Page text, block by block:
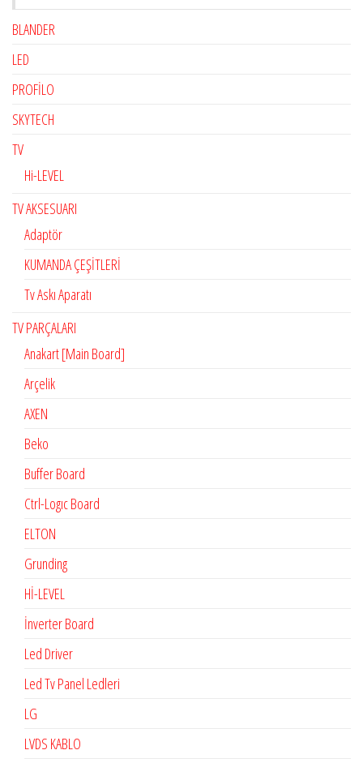
BLANDER
LED
PROFİLO
SKYTECH
TV
Hi-LEVEL
TV AKSESUARI
Adaptör
KUMANDA ÇEŞİTLERİ
Tv Askı Aparatı
TV PARÇALARI
Anakart [Main Board]
Arçelik
AXEN
Beko
Buffer Board
Ctrl-Logıc Board
ELTON
Grunding
Hİ-LEVEL
İnverter Board
Led Driver
Led Tv Panel Ledleri
LG
LVDS KABLO